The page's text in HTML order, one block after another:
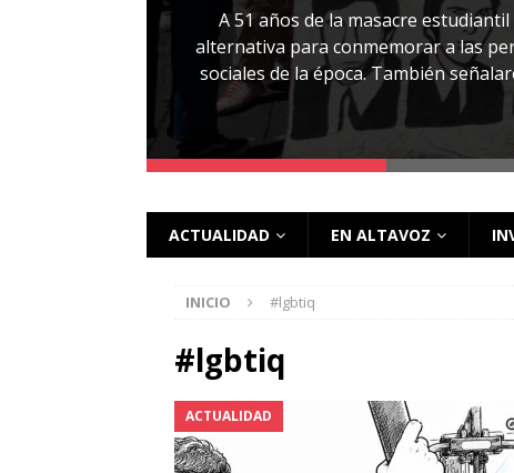
A 51 años de la masacre
alternativa para conmemorar a las
sociales de la época. También
ACTUALIDAD EN ALTAVOZ
INICIO #lgbtiq
#lgbtiq
ACTUALIDAD